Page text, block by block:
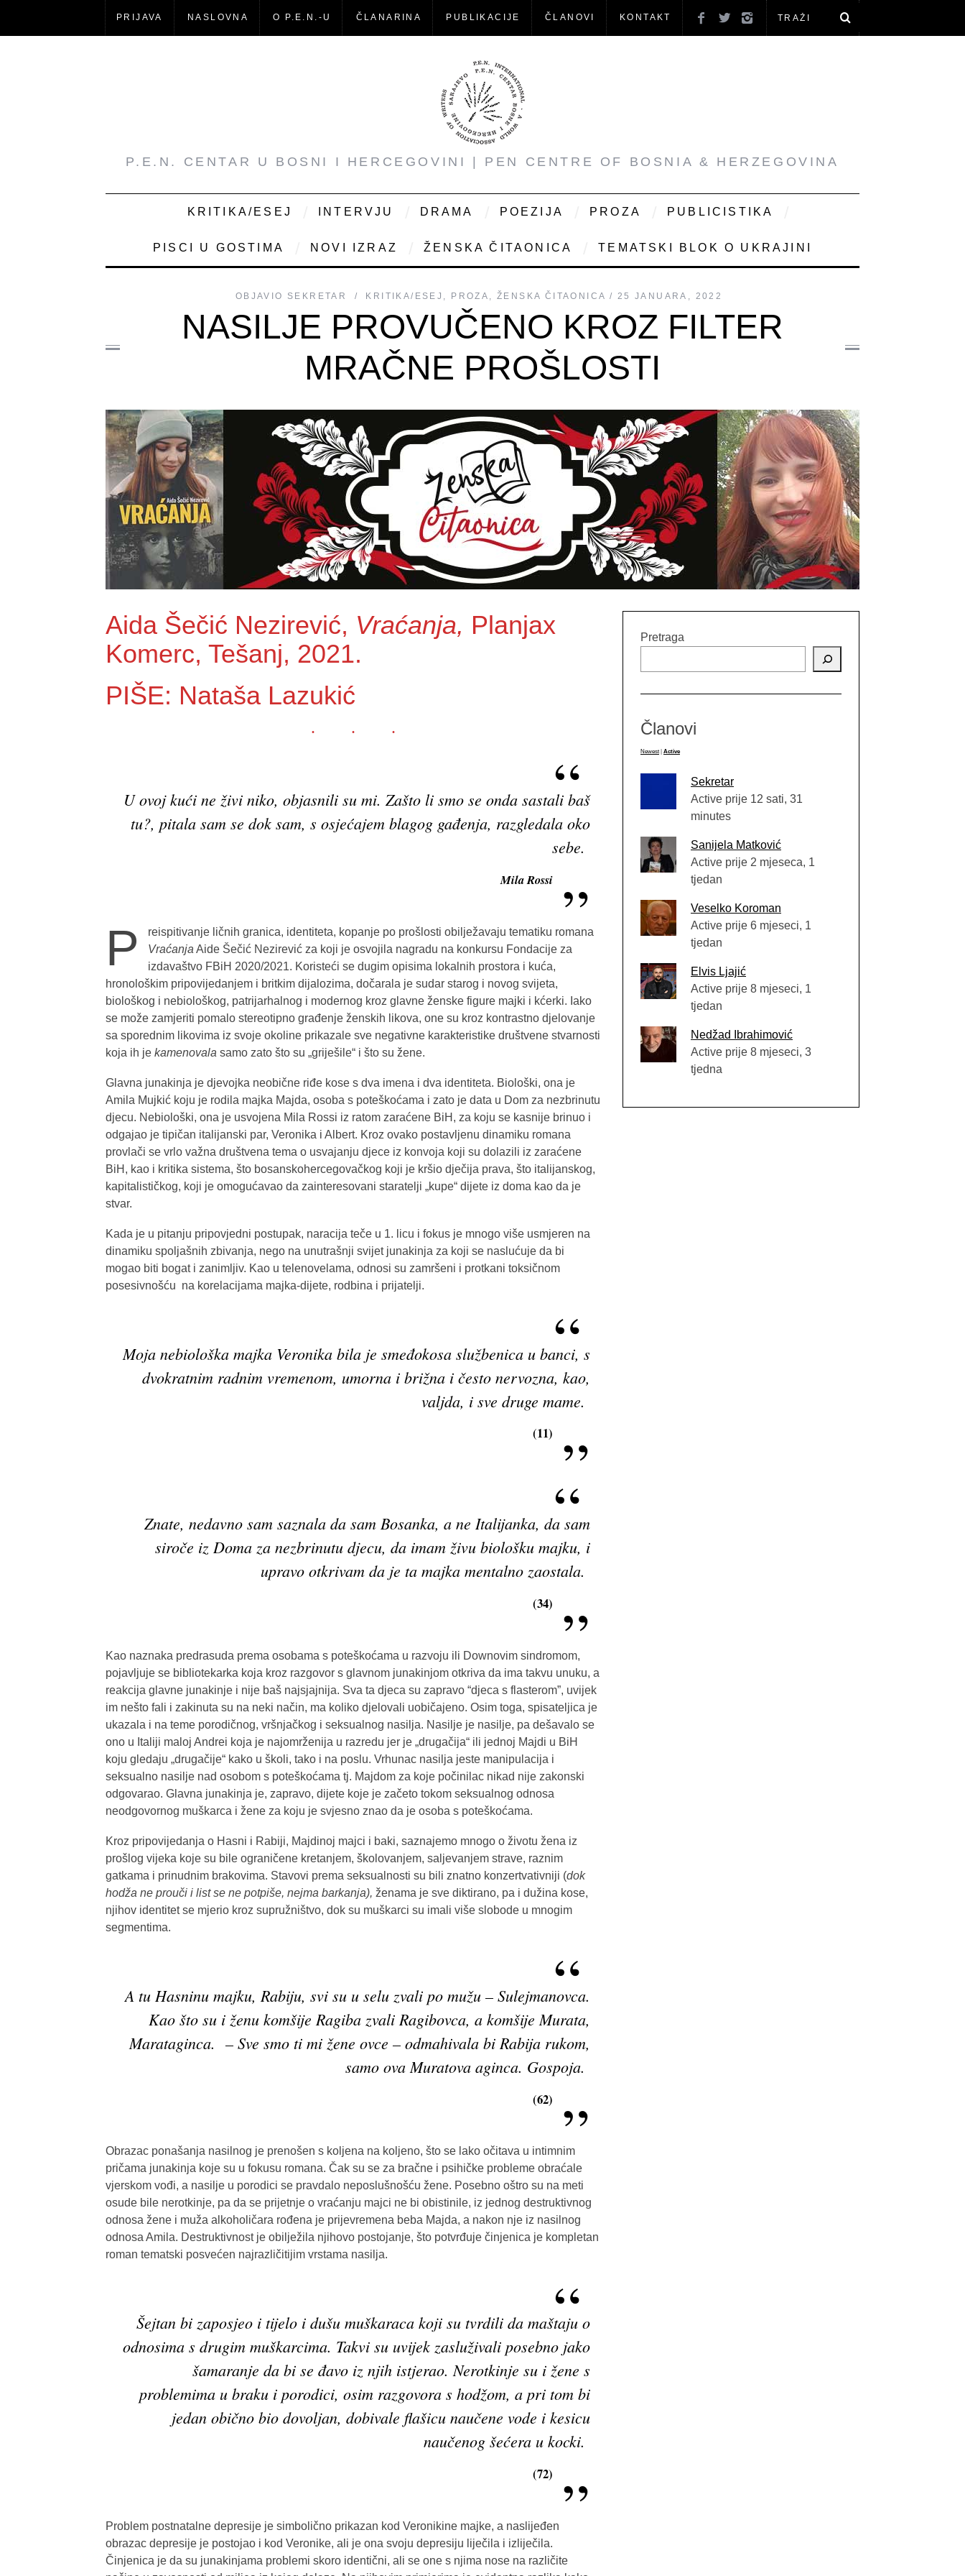
PRIJAVA NASLOVNA O P.E.N.-U ČLANARINA PUBLIKACIJE ČLANOVI KONTAKT
P.E.N. CENTAR U BOSNI I HERCEGOVINI | PEN CENTRE OF BOSNIA & HERZEGOVINA
KRITIKA/ESEJ INTERVJU DRAMA POEZIJA PROZA PUBLICISTIKA
PISCI U GOSTIMA NOVI IZRAZ ŽENSKA ČITAONICA TEMATSKI BLOK O UKRAJINI
OBJAVIO SEKRETAR KRITIKA/ESEJ , PROZA , ŽENSKA ČITAONICA 25 JANUARA, 2022
NASILJE PROVUČENO KROZ FILTER
MRAČNE PROŠLOSTI
Aida Šečić Nezirević, Vraćanja, Planjax
Komerc, Tešanj, 2021.
PIŠE: Nataša Lazukić
U ovoj kući ne živi niko, objasnili su mi. Zašto li smo se onda sastali baš
tu?, pitala sam se dok sam, s osjećajem blagog gađenja, razgledala oko
sebe.
Mila Rossi
P
reispitivanje ličnih granica, identiteta, kopanje po prošlosti obilježavaju tematiku romana
Vraćanja Aide Šečić Nezirević za koji je osvojila nagradu na konkursu Fondacije za
izdavaštvo FBiH 2020/2021. Koristeći se dugim opisima lokalnih prostora i kuća,
hronološkim pripovijedanjem i britkim dijalozima, dočarala je sudar starog i novog svijeta,
biološkog i nebiološkog, patrijarhalnog i modernog kroz glavne ženske figure majki i kćerki. Iako
se može zamjeriti pomalo stereotipno građenje ženskih likova, one su kroz kontrastno djelovanje
sa sporednim likovima iz svoje okoline prikazale sve negativne karakteristike društvene stvarnosti
koja ih je kamenovala samo zato što su „griješile“ i što su žene.
Glavna junakinja je djevojka neobične riđe kose s dva imena i dva identiteta. Biološki, ona je
Amila Mujkić koju je rodila majka Majda, osoba s poteškoćama i zato je data u Dom za nezbrinutu
djecu. Nebiološki, ona je usvojena Mila Rossi iz ratom zaraćene BiH, za koju se kasnije brinuo i
odgajao je tipičan italijanski par, Veronika i Albert. Kroz ovako postavljenu dinamiku romana
provlači se vrlo važna društvena tema o usvajanju djece iz konvoja koji su dolazili iz zaraćene
BiH, kao i kritika sistema, što bosanskohercegovačkog koji je kršio dječija prava, što italijanskog,
kapitalističkog, koji je omogućavao da zainteresovani staratelji „kupe“ dijete iz doma kao da je
stvar.
Kada je u pitanju pripovjedni postupak, naracija teče u 1. licu i fokus je mnogo više usmjeren na
dinamiku spoljašnih zbivanja, nego na unutrašnji svijet junakinja za koji se naslućuje da bi
mogao biti bogat i zanimljiv. Kao u telenovelama, odnosi su zamršeni i protkani toksičnom
posesivnošću na korelacijama majka-dijete, rodbina i prijatelji.
Moja nebiološka majka Veronika bila je smeđokosa službenica u banci, s
dvokratnim radnim vremenom, umorna i brižna i često nervozna, kao,
valjda, i sve druge mame.
(11)
Znate, nedavno sam saznala da sam Bosanka, a ne Italijanka, da sam
siroče iz Doma za nezbrinutu djecu, da imam živu biološku majku, i
upravo otkrivam da je ta majka mentalno zaostala.
(34)
Kao naznaka predrasuda prema osobama s poteškoćama u razvoju ili Downovim sindromom,
pojavljuje se bibliotekarka koja kroz razgovor s glavnom junakinjom otkriva da ima takvu unuku, a
reakcija glavne junakinje i nije baš najsjajnija. Sva ta djeca su zapravo “djeca s flasterom”, uvijek
im nešto fali i zakinuta su na neki način, ma koliko djelovali uobičajeno. Osim toga, spisateljica je
ukazala i na teme porodičnog, vršnjačkog i seksualnog nasilja. Nasilje je nasilje, pa dešavalo se
ono u Italiji maloj Andrei koja je najomrženija u razredu jer je „drugačija“ ili jednoj Majdi u BiH
koju gledaju „drugačije“ kako u školi, tako i na poslu. Vrhunac nasilja jeste manipulacija i
seksualno nasilje nad osobom s poteškoćama tj. Majdom za koje počinilac nikad nije zakonski
odgovarao. Glavna junakinja je, zapravo, dijete koje je začeto tokom seksualnog odnosa
neodgovornog muškarca i žene za koju je svjesno znao da je osoba s poteškoćama.
Kroz pripovijedanja o Hasni i Rabiji, Majdinoj majci i baki, saznajemo mnogo o životu žena iz
prošlog vijeka koje su bile ograničene kretanjem, školovanjem, saljevanjem strave, raznim
gatkama i prinudnim brakovima. Stavovi prema seksualnosti su bili znatno konzertvativniji (dok
hodža ne prouči i list se ne potpiše, nejma barkanja), ženama je sve diktirano, pa i dužina kose,
njihov identitet se mjerio kroz supružništvo, dok su muškarci su imali više slobode u mnogim
segmentima.
A tu Hasninu majku, Rabiju, svi su u selu zvali po mužu – Sulejmanovca.
Kao što su i ženu komšije Ragiba zvali Ragibovca, a komšije Murata,
Marataginca. – Sve smo ti mi žene ovce – odmahivala bi Rabija rukom,
samo ova Muratova aginca. Gospoja.
(62)
Obrazac ponašanja nasilnog je prenošen s koljena na koljeno, što se lako očitava u intimnim
pričama junakinja koje su u fokusu romana. Čak su se za bračne i psihičke probleme obraćale
vjerskom vođi, a nasilje u porodici se pravdalo neposlušnošću žene. Posebno oštro su na meti
osude bile nerotkinje, pa da se prijetnje o vraćanju majci ne bi obistinile, iz jednog destruktivnog
odnosa žene i muža alkoholičara rođena je prijevremena beba Majda, a nakon nje iz nasilnog
odnosa Amila. Destruktivnost je obilježila njihovo postojanje, što potvrđuje činjenica je kompletan
roman tematski posvećen najrazličitijim vrstama nasilja.
Šejtan bi zaposjeo i tijelo i dušu muškaraca koji su tvrdili da maštaju o
odnosima s drugim muškarcima. Takvi su uvijek zasluživali posebno jako
šamaranje da bi se đavo iz njih istjerao. Nerotkinje su i žene s
problemima u braku i porodici, osim razgovora s hodžom, a pri tom bi
jedan obično bio dovoljan, dobivale flašicu naučene vode i kesicu
naučenog šećera u kocki.
(72)
Problem postnatalne depresije je simbolično prikazan kod Veronikine majke, a naslijeđen
obrazac depresije je postojao i kod Veronike, ali je ona svoju depresiju liječila i izliječila.
Činjenica je da su junakinjama problemi skoro identični, ali se one s njima nose na različite
Pretraga
Članovi
Newest Active
Sekretar
Active prije 12 sati, 31
minutes
Sanijela Matković
Active prije 2 mjeseca, 1
tjedan
Veselko Koroman
Active prije 6 mjeseci, 1
tjedan
Elvis Ljajić
Active prije 8 mjeseci, 1
tjedan
Nedžad Ibrahimović
Active prije 8 mjeseci, 3
tjedna